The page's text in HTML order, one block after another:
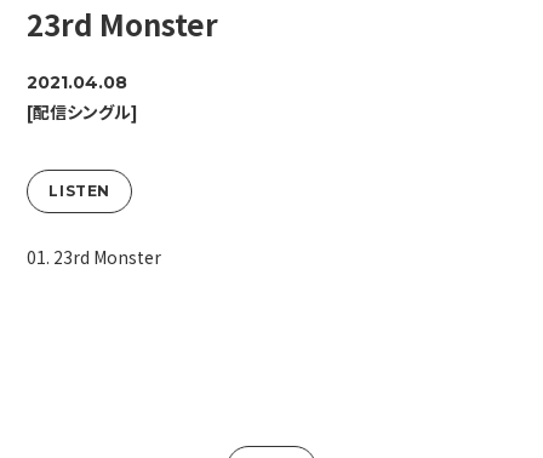
23rd Monster
2021.04.08
[配信シングル]
LISTEN
01. 23rd Monster